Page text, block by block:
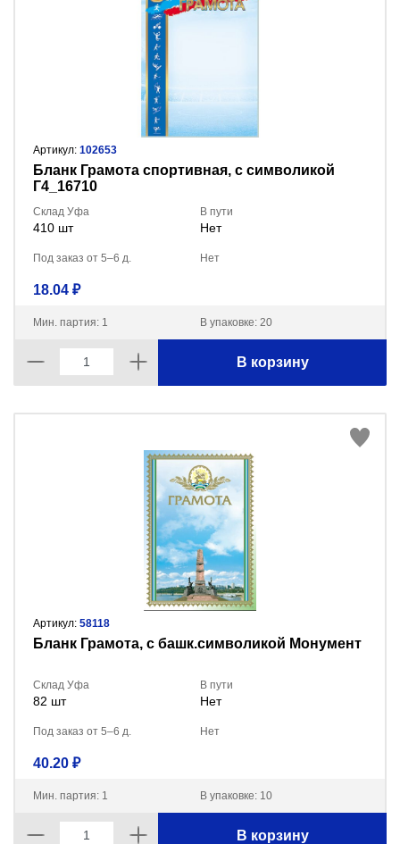
Артикул: 102653
Бланк Грамота спортивная, с символикой
Г4_16710
Склад Уфа
410 шт
В пути
Нет
Под заказ от 5–6 д. Нет
18.04 ₽
Мин. партия: 1 В упаковке: 20
В корзину
Артикул: 58118
Бланк Грамота, с башк.символикой Монумент
Склад Уфа
82 шт
В пути
Нет
Под заказ от 5–6 д. Нет
40.20 ₽
Мин. партия: 1 В упаковке: 10
В корзину